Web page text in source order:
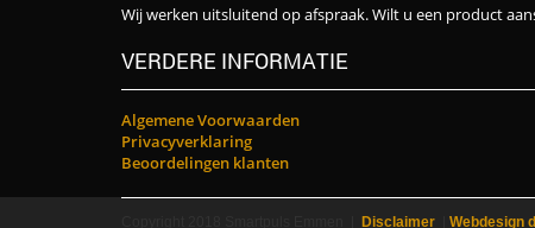
Wij werken uitsluitend op afspraak. Wilt u een product
VERDERE INFORMATIE
Algemene Voorwaarden
Privacyverklaring
Beoordelingen klanten
Disclaimer Webdesign